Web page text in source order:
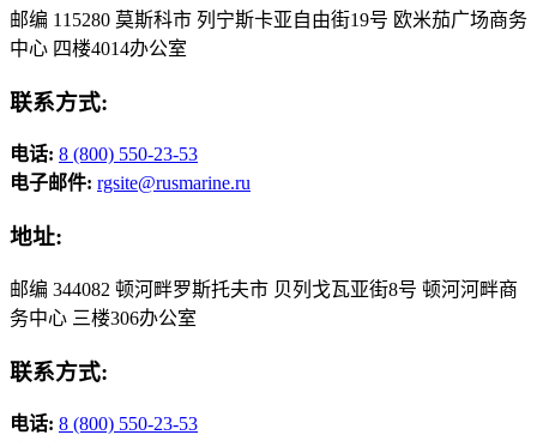
邮编 115280 莫斯科市 列宁斯卡亚自由街19号 欧米茄广场商务
中心 四楼4014办公室
联系方式:
电话: 8 (800) 550-23-53
电子邮件: rgsite@rusmarine.ru
地址:
邮编 344082 顿河畔罗斯托夫市 贝列戈瓦亚街8号 顿河河畔商
务中心 三楼306办公室
联系方式:
电话: 8 (800) 550-23-53